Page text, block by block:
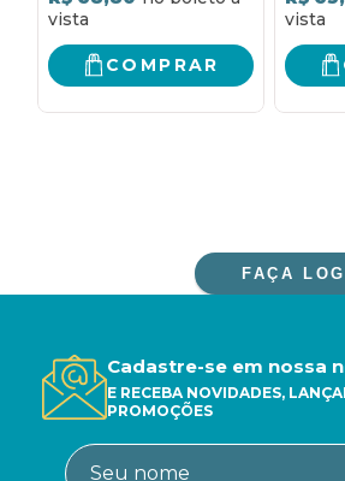
COMPRAR
FAÇA
Cadastre-se em nossa
E RECEBA NOVIDADES,
PROMOÇÕES